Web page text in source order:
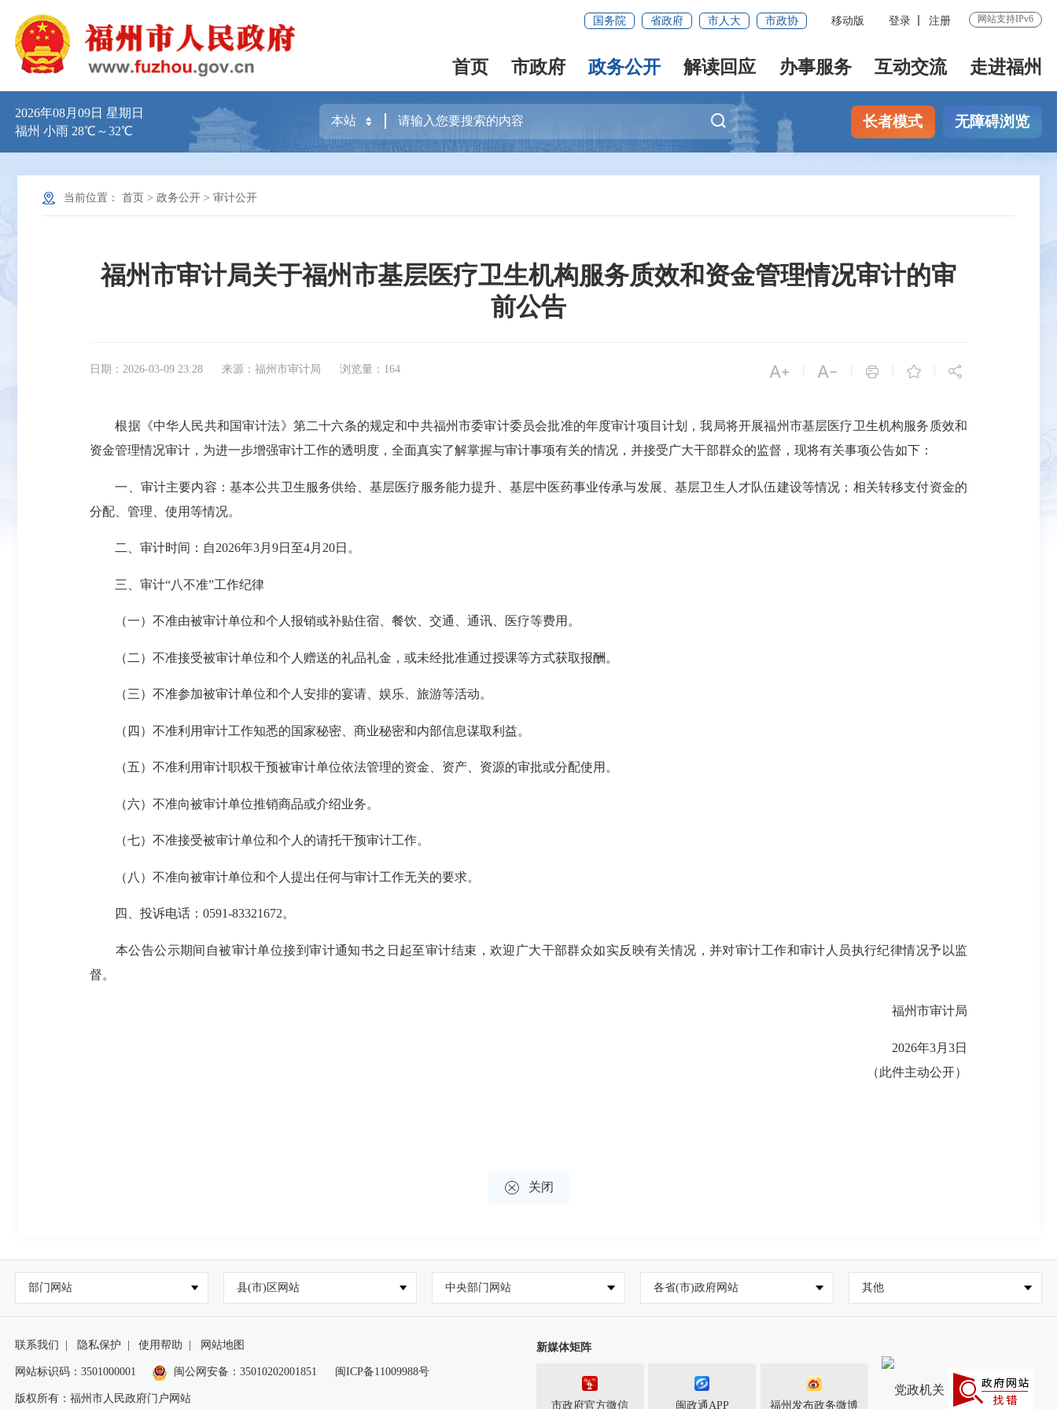
国务院 省政府 市人大 市政协 移动版 登录 注册 网站支持IPv6
首页 市政府 政务公开 解读回应 办事服务 互动交流 走进福州
2026年08月09日 星期日
福州 小雨 28℃～32℃
长者模式 无障碍浏览
当前位置： 首页 > 政务公开 > 审计公开
福州市审计局关于福州市基层医疗卫生机构服务质效和资金管理情况审计的审
前公告
日期：2026-03-09 23:28 来源：福州市审计局 浏览量：164  |  |  |  | 
根据《中华人民共和国审计法》第二十六条的规定和中共福州市委审计委员会批准的年度审计项目计划，我局将开展福州市基层医疗卫生机构服务质效和
资金管理情况审计，为进一步增强审计工作的透明度，全面真实了解掌握与审计事项有关的情况，并接受广大干部群众的监督，现将有关事项公告如下：
一、审计主要内容：基本公共卫生服务供给、基层医疗服务能力提升、基层中医药事业传承与发展、基层卫生人才队伍建设等情况；相关转移支付资金的
分配、管理、使用等情况。
二、审计时间：自2026年3月9日至4月20日。
三、审计“八不准”工作纪律
（一）不准由被审计单位和个人报销或补贴住宿、餐饮、交通、通讯、医疗等费用。
（二）不准接受被审计单位和个人赠送的礼品礼金，或未经批准通过授课等方式获取报酬。
（三）不准参加被审计单位和个人安排的宴请、娱乐、旅游等活动。
（四）不准利用审计工作知悉的国家秘密、商业秘密和内部信息谋取利益。
（五）不准利用审计职权干预被审计单位依法管理的资金、资产、资源的审批或分配使用。
（六）不准向被审计单位推销商品或介绍业务。
（七）不准接受被审计单位和个人的请托干预审计工作。
（八）不准向被审计单位和个人提出任何与审计工作无关的要求。
四、投诉电话：0591-83321672。
本公告公示期间自被审计单位接到审计通知书之日起至审计结束，欢迎广大干部群众如实反映有关情况，并对审计工作和审计人员执行纪律情况予以监
督。
福州市审计局
2026年3月3日
（此件主动公开）
 关闭
部门网站 县(市)区网站 中央部门网站 各省(市)政府网站 其他
联系我们 隐私保护 使用帮助 网站地图
网站标识码：3501000001 闽公网安备： 35010202001851 闽ICP备11009988号
版权所有：福州市人民政府门户网站
新媒体矩阵
市政府官方微信 闽政通APP 福州发布政务微博